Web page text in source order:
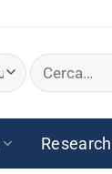
Cerca:
Research